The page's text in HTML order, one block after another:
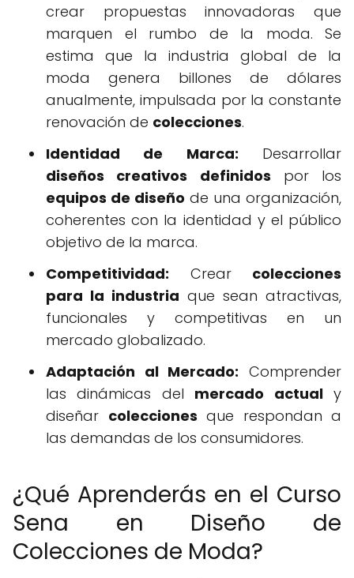
crear propuestas innovadoras que
marquen el rumbo de la moda. Se
estima que la industria global de la
moda genera billones de dólares
anualmente, impulsada por la constante
renovación de colecciones.
Identidad de Marca: Desarrollar
diseños creativos definidos por los
equipos de diseño de una organización,
coherentes con la identidad y el público
objetivo de la marca.
Competitividad: Crear colecciones
para la industria que sean atractivas,
funcionales y competitivas en un
mercado globalizado.
Adaptación al Mercado: Comprender
las dinámicas del mercado actualy
diseñar colecciones que respondan a
las demandas de los consumidores.
¿Qué Aprenderás en el Curso
Sena en Diseño de
Colecciones de Moda?